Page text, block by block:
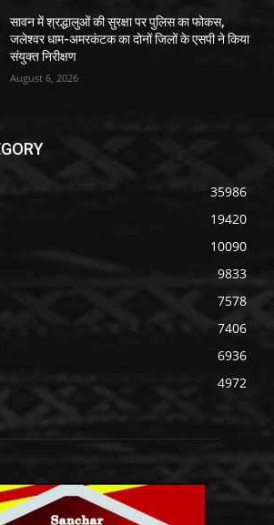
सावन में श्रद्धालुओं की सुरक्षा पर पुलिस का फोकस,
जलेश्वर धाम-अमरकंटक का दोनों जिलों के एसपी ने किया
संयुक्त निरीक्षण
August 6, 2026
35986
19420
10090
9833
7578
7406
6936
4972